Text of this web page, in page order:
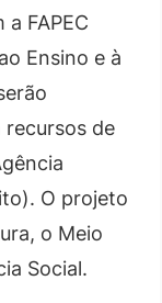
FAPEC
Ensino e à
de
O projeto
o Meio
Social.